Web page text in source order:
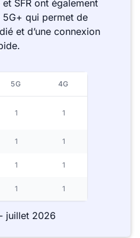
SFR ont également
qui permet de
et d’une connexion
5G 4G
1 1
1 1
1 1
1 1
juillet 2026